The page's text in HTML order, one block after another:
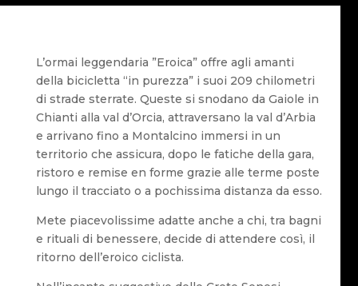
L’ormai leggendaria ”Eroica” offre agli amanti
della bicicletta “in purezza” i suoi 209 chilometri
di strade sterrate. Queste si snodano da Gaiole in
Chianti alla val d’Orcia, attraversano la val d’Arbia
e arrivano fino a Montalcino immersi in un
territorio che assicura, dopo le fatiche della gara,
ristoro e remise en forme grazie alle terme poste
lungo il tracciato o a pochissima distanza da esso.
Mete piacevolissime adatte anche a chi, tra bagni
e rituali di benessere, decide di attendere così, il
ritorno dell’eroico ciclista.